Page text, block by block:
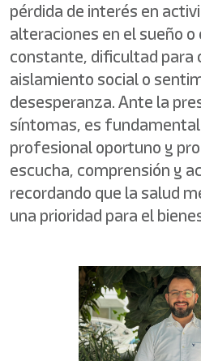
pérdida de interés en
alteraciones en el sueño
constante, dificultad para
aislamiento social o
desesperanza. Ante la
síntomas, es
profesional oportuno y
escucha, comprensión y
recordando que la salud
una prioridad para el